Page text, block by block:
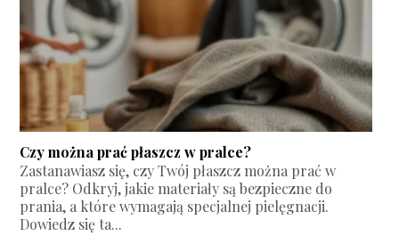
Czy można prać płaszcz w pralce?
Zastanawiasz się, czy Twój płaszcz można prać w
pralce? Odkryj, jakie materiały są bezpieczne do
prania, a które wymagają specjalnej pielęgnacji.
Dowiedz się ta...